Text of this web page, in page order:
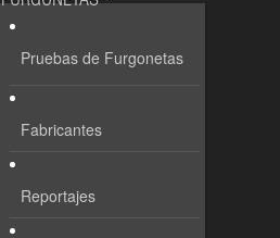
Pruebas de Furgonetas
Fabricantes
Reportajes